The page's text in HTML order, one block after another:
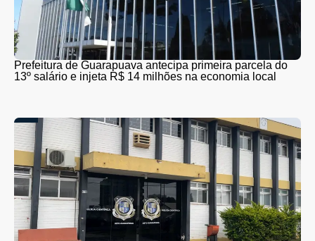
Prefeitura de Guarapuava antecipa primeira parcela do
13º salário e injeta R$ 14 milhões na economia local